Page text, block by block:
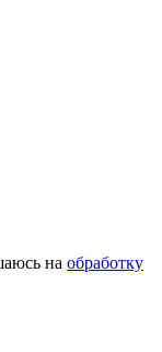
на обработку